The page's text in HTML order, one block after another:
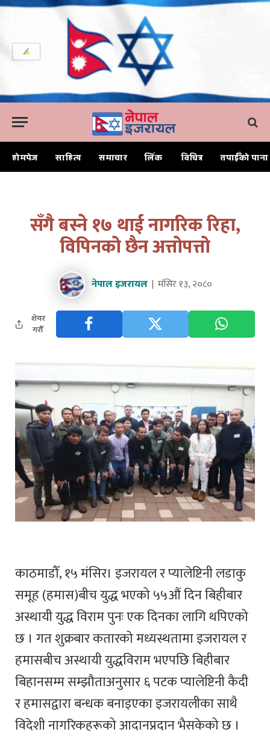
होमपेज साहित्य समाचार लिंक विचित्र तपाईँको पाना
सँगै बस्ने १७ थाई नागरिक रिहा,
विपिनको छैन अत्तोपत्तो
नेपाल इजरायल मंसिर १३, २०८०
शेयर
गरौँ
काठमाडौँ, १५ मंसिर। इजरायल र प्यालेष्टिनी लडाकु
समूह (हमास)बीच युद्ध भएको ५५औं दिन बिहीबार
अस्थायी युद्ध विराम पुनः एक दिनका लागि थपिएको
छ । गत शुक्रबार कतारको मध्यस्थतामा इजरायल र
हमासबीच अस्थायी युद्धविराम भएपछि बिहीबार
बिहानसम्म सम्झौताअनुसार ६ पटक प्यालेष्टिनी कैदी
र हमासद्वारा बन्धक बनाइएका इजरायलीका साथै
विदेशी नागरिकहरूको आदानप्रदान भैसकेको छ ।